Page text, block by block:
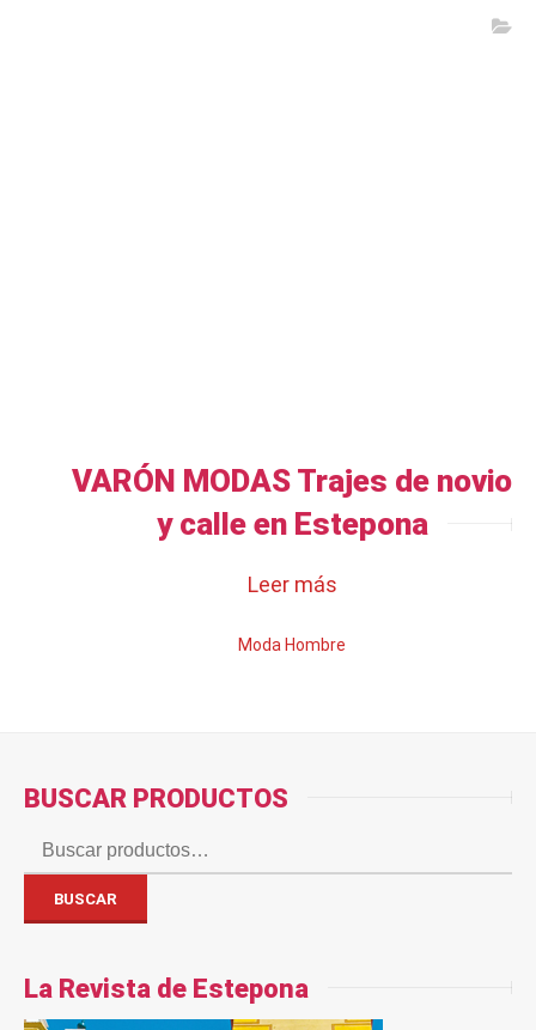
VARÓN MODAS Trajes de novio
y calle en Estepona
Leer más
Moda Hombre
BUSCAR PRODUCTOS
Buscar
por:
BUSCAR
La Revista de Estepona